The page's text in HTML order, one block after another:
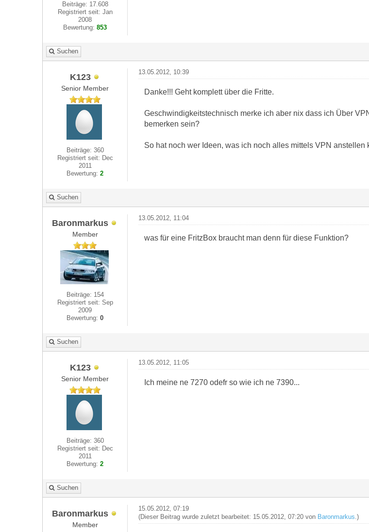
Beiträge: 17.608
Registriert seit: Jan
2008
Bewertung:853
Suchen
K123
Senior Member
Beiträge: 360
Registriert seit: Dec
2011
Bewertung:2
13.05.2012, 10:39
Danke!!! Geht komplett über die Fritte.
Geschwindigkeitstechnisch merke ich aber nix dass ich Über
bemerken sein?
So hat noch wer Ideen, was ich noch alles mittels VPN anstellen
Suchen
Baronmarkus
Member
Beiträge: 154
Registriert seit: Sep
2009
Bewertung:0
13.05.2012, 11:04
was für eine FritzBox braucht man denn für diese Funktion?
Suchen
K123
Senior Member
Beiträge: 360
Registriert seit: Dec
2011
Bewertung:2
13.05.2012, 11:05
Ich meine ne 7270 odefr so wie ich ne 7390...
Suchen
Baronmarkus
Member
15.05.2012, 07:19
(Dieser Beitrag wurde zuletzt bearbeitet: 15.05.2012, 07:20 von Baronmarkus .)